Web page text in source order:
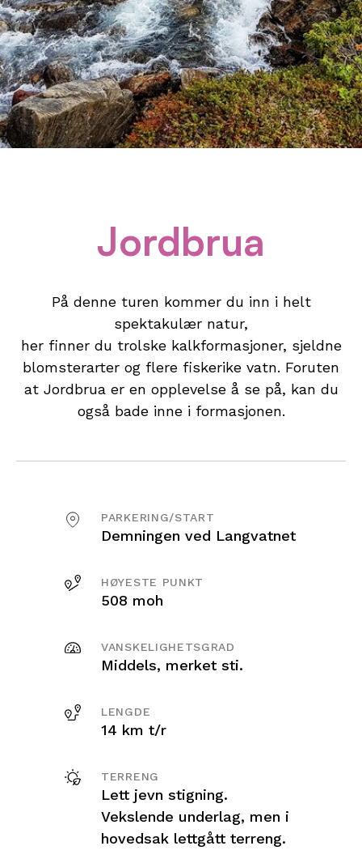
Jordbrua
På denne turen kommer du inn i helt
spektakulær natur,
her finner du trolske kalkformasjoner, sjeldne
blomsterarter og flere fiskerike vatn. Foruten
at Jordbrua er en opplevelse å se på, kan du
også bade inne i formasjonen.
PARKERING/START
Demningen ved Langvatnet
HØYESTE PUNKT
508 moh
VANSKELIGHETSGRAD
Middels, merket sti.
LENGDE
14 km t/r
TERRENG
Lett jevn stigning.
Vekslende underlag, men i
hovedsak lettgått terreng.